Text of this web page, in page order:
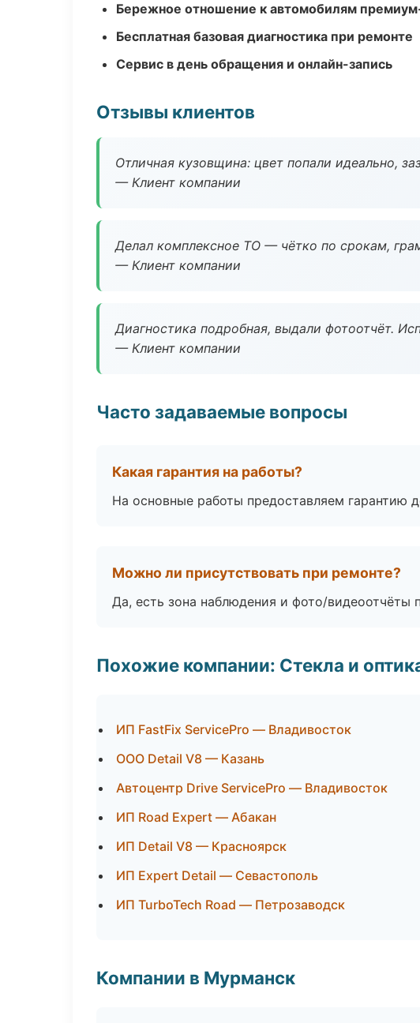
Бережное отношение к автомобилям
Бесплатная базовая диагностика при ремонте
Сервис в день обращения и онлайн-запись
Отзывы клиентов
Отличная кузовщина: цвет попали идеально,
— Клиент компании
Делал комплексное ТО — чётко по срокам,
— Клиент компании
Диагностика подробная, выдали фотоотчёт.
— Клиент компании
Часто задаваемые вопросы
Какая гарантия на работы?
На основные работы предоставляем гарантию
Можно ли присутствовать при ремонте?
Да, есть зона наблюдения и фото/видеоотчёты
Похожие компании: Стекла и
ИП FastFix ServicePro — Владивосток
ООО Detail V8 — Казань
Автоцентр Drive ServicePro — Владивосток
ИП Road Expert — Абакан
ИП Detail V8 — Красноярск
ИП Expert Detail — Севастополь
ИП TurboTech Road — Петрозаводск
Компании в Мурманск